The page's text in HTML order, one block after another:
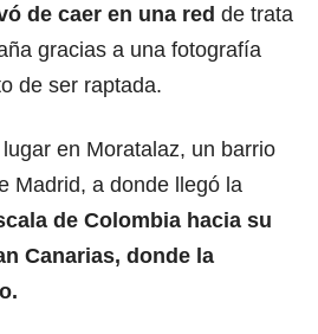
de caer en una red de trata
gracias a una fotografía
de ser raptada.
en Moratalaz, un barrio
Madrid, a donde llegó la
de Colombia hacia su
Canarias, donde la